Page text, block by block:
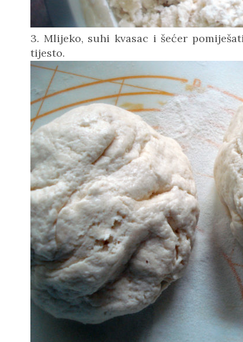
3. Mlijeko, suhi kvasac i šećer
tijesto.